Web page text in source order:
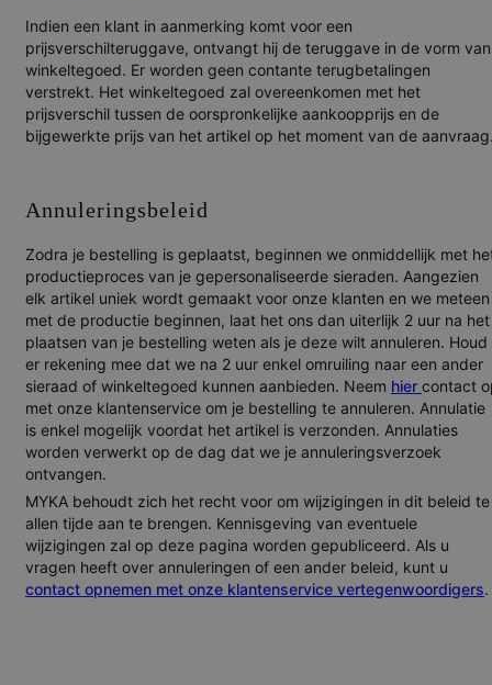
Indien een klant in aanmerking komt voor een
prijsverschilteruggave, ontvangt hij de teruggave in de vorm van
winkeltegoed. Er worden geen contante terugbetalingen
verstrekt. Het winkeltegoed zal overeenkomen met het
prijsverschil tussen de oorspronkelijke aankoopprijs en de
bijgewerkte prijs van het artikel op het moment van de
Annuleringsbeleid
Zodra je bestelling is geplaatst, beginnen we onmiddellijk met
productieproces van je gepersonaliseerde sieraden. Aangezien
elk artikel uniek wordt gemaakt voor onze klanten en we meteen
met de productie beginnen, laat het ons dan uiterlijk 2 uur na het
plaatsen van je bestelling weten als je deze wilt annuleren. Houd
er rekening mee dat we na 2 uur enkel omruiling naar een ander
sieraad of winkeltegoed kunnen aanbieden. Neem hier contact
met onze klantenservice om je bestelling te annuleren. Annulatie
is enkel mogelijk voordat het artikel is verzonden. Annulaties
worden verwerkt op de dag dat we je annuleringsverzoek
ontvangen.
MYKA behoudt zich het recht voor om wijzigingen in dit beleid te
allen tijde aan te brengen. Kennisgeving van eventuele
wijzigingen zal op deze pagina worden gepubliceerd. Als u
vragen heeft over annuleringen of een ander beleid, kunt u
contact opnemen met onze klantenservice vertegenwoordigers.